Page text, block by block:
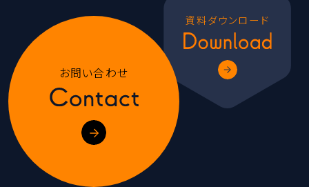
お問い合わせ
資料ダウンロード